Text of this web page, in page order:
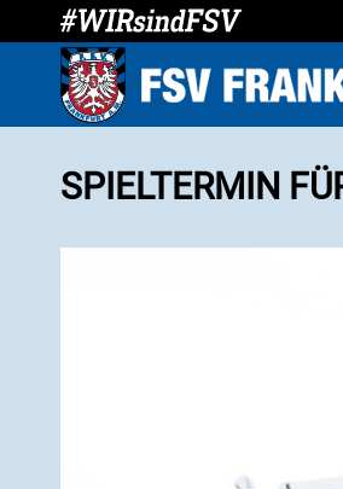
SPIELTERMIN